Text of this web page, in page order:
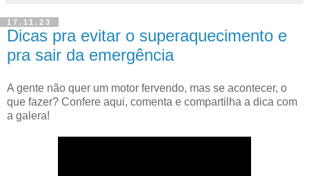
17.11.23
Dicas pra evitar o superaquecimento e
pra sair da emergência
A gente não quer um motor fervendo, mas se acontecer, o
que fazer? Confere aqui, comenta e compartilha a dica com
a galera!